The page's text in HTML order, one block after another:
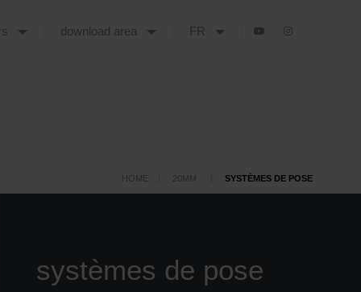
download area FR
HOME 20MM SYSTÈMES DE POSE
systèmes de pose